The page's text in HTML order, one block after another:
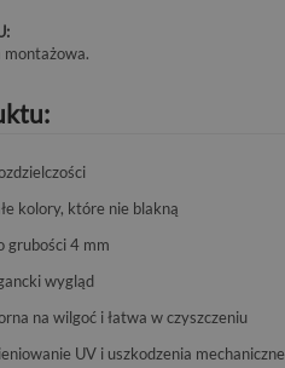
montażowa.
kolory, które nie blakną
grubości 4 mm
wygląd
na wilgoć i łatwa w czyszczeniu
UV i uszkodzenia mechaniczne